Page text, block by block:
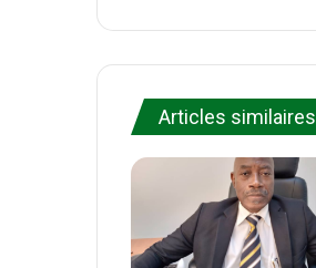
Articles similaires